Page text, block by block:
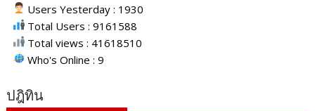
Users Yesterday : 1930
Total Users : 9161588
Total views : 41618510
Who's Online : 9
ปฎิทิน